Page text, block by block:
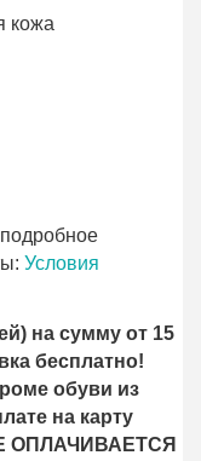
кожа
Условия
на сумму от 15
бесплатно!
обуви из
на карту
ОПЛАЧИВАЕТСЯ